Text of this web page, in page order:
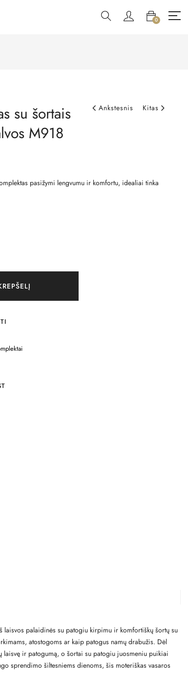
0
Ankstesnis Kitas
su šortais
M918
pasižymi lengvumu ir komfortu, idealiai tinka
palaidinės su patogiu kirpimu ir komfortiškų šortų su
atostogoms ar kaip patogus namų drabužis. Dėl
ir patogumą, o šortai su patogiu juosmeniu puikiai
sprendimo šiltesniems dienoms, šis moteriškas vasaros